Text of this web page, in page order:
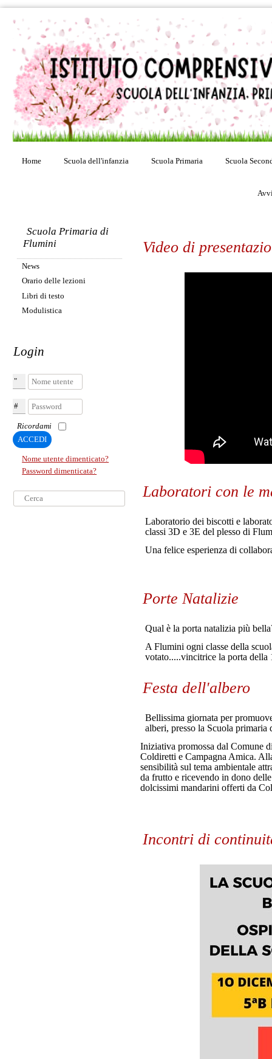
Home Scuola dell'infanzia Scuola Primaria Scuola
Scuola Primaria di
Flumini
News
Orario delle lezioni
Libri di testo
Modulistica
Login
Nome utente
Password
Ricordami
ACCEDI
Nome utente dimenticato?
Password dimenticata?
Cerca...
Video di
Laboratori con le
Laboratorio dei biscotti e
classi 3D e 3E del plesso di
Una felice esperienza di
Porte Natalizie
Qual è la porta natalizia più
A Flumini ogni classe della
votato.....vincitrice la porta
Festa dell'albero
Bellissima giornata per
alberi, presso la Scuola
Iniziativa promossa dal Comune
Coldiretti e Campagna Amica.
sensibilità sul tema ambientale
da frutto e ricevendo in dono
dolcissimi mandarini offerti da
Incontri di